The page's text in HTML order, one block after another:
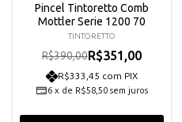
Pincel Tintoretto Comb
Mottler Serie 1200 70
TINTORETTO
R$390,00R$351,00
R$333,45 com PIX
6 x de R$58,50 sem juros